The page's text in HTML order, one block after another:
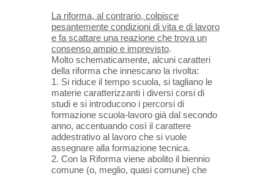
La riforma, al contrario, colpisce
pesantemente condizioni di vita e di lavoro
e fa scattare una reazione che trova un
consenso ampio e imprevisto.
Molto schematicamente, alcuni caratteri
della riforma che innescano la rivolta:
1. Si riduce il tempo scuola, si tagliano le
materie caratterizzanti i diversi corsi di
studi e si introducono i percorsi di
formazione scuola-lavoro già dal secondo
anno, accentuando così il carattere
addestrativo al lavoro che si vuole
assegnare alla formazione tecnica.
2. Con la Riforma viene abolito il biennio
comune (o, meglio, quasi comune) che